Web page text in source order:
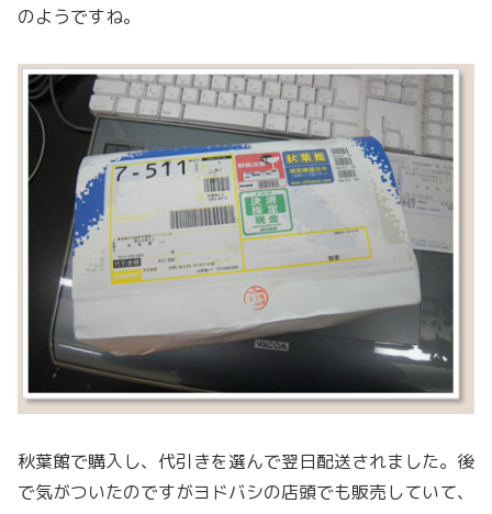
のようですね。
秋葉館で購入し、代引きを選んで翌日配送されました。後
で気がついたのですがヨドバシの店頭でも販売していて、